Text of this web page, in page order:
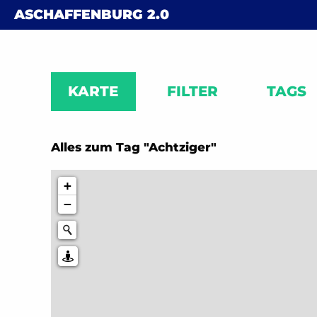
Skip to content
ASCHAFFENBURG 2.0
KARTE FILTER TAGS
Alles zum Tag "Achtziger"
+
−